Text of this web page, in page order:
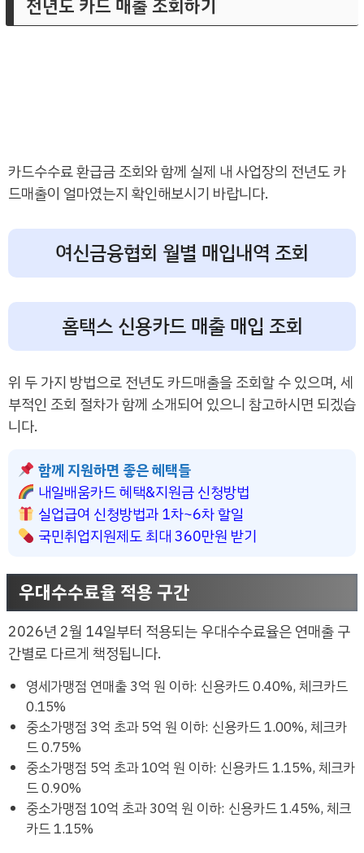
전년도 카드 매출 조회하기
카드수수료 환급금 조회와 함께 실제 내 사업장의 전년도 카
드매출이 얼마였는지 확인해보시기 바랍니다.
여신금융협회 월별 매입내역 조회
홈택스 신용카드 매출 매입 조회
위 두 가지 방법으로 전년도 카드매출을 조회할 수 있으며, 세
부적인 조회 절차가 함께 소개되어 있으니 참고하시면 되겠습
니다.
함께 지원하면 좋은 혜택들
내일배움카드 혜택&지원금 신청방법
실업급여 신청방법과 1차~6차 할일
국민취업지원제도 최대 360만원 받기
우대수수료율 적용 구간
2026년 2월 14일부터 적용되는 우대수수료율은 연매출 구
간별로 다르게 책정됩니다.
영세가맹점 연매출 3억 원 이하: 신용카드 0.40%, 체크카드
0.15%
중소가맹점 3억 초과 5억 원 이하: 신용카드 1.00%, 체크카
드 0.75%
중소가맹점 5억 초과 10억 원 이하: 신용카드 1.15%, 체크카
드 0.90%
중소가맹점 10억 초과 30억 원 이하: 신용카드 1.45%, 체크
카드 1.15%